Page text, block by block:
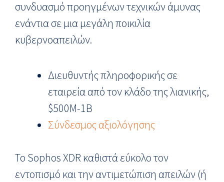
συνδυασμό προηγμένων τεχνικών άμυνας
ενάντια σε μια μεγάλη ποικιλία
κυβερνοαπειλών.
Διευθυντής πληροφορικής σε
εταιρεία από τον κλάδο της λιανικής,
$500M-1B
Σύνδεσμος αξιολόγησης
Το Sophos XDR καθιστά εύκολο τον
εντοπισμό και την αντιμετώπιση απειλών (ή